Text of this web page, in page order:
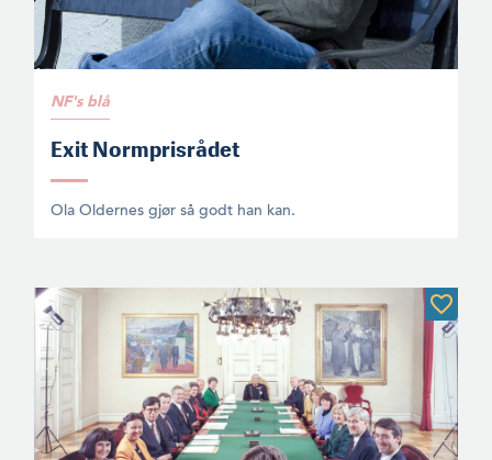
NF's blå
Exit Normprisrådet
Ola Oldernes gjør så godt han kan.